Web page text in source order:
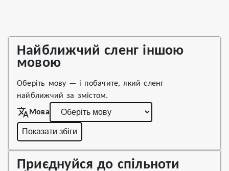
Найближчий сленг іншою
мовою
Оберіть мову — і побачите, який сленг
найближчий за змістом.
Мова
Показати збіги
Приєднуйся до спільноти